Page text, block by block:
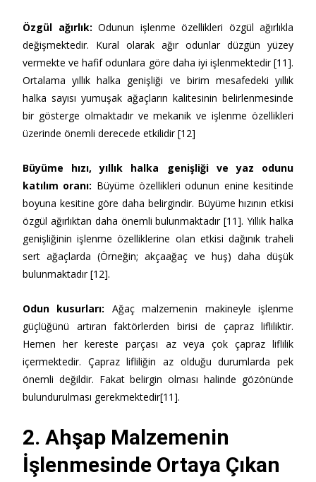
Özgül ağırlık: Odunun işlenme özellikleri özgül ağırlıkla
değişmektedir. Kural olarak ağır odunlar düzgün yüzey
vermekte ve hafif odunlara göre daha iyi işlenmektedir [11].
Ortalama yıllık halka genişliği ve birim mesafedeki yıllık
halka sayısı yumuşak ağaçların kalitesinin belirlenmesinde
bir gösterge olmaktadır ve mekanik ve işlenme özellikleri
üzerinde önemli derecede etkilidir [12]
Büyüme hızı, yıllık halka genişliği ve yaz odunu
katılım oranı: Büyüme özellikleri odunun enine kesitinde
boyuna kesitine göre daha belirgindir. Büyüme hızının etkisi
özgül ağırlıktan daha önemli bulunmaktadır [11]. Yıllık halka
genişliğinin işlenme özelliklerine olan etkisi dağınık traheli
sert ağaçlarda (Örneğin; akçaağaç ve huş) daha düşük
bulunmaktadır [12].
Odun kusurları: Ağaç malzemenin makineyle işlenme
güçlüğünü artıran faktörlerden birisi de çapraz lifliliktir.
Hemen her kereste parçası az veya çok çapraz liflilik
içermektedir. Çapraz lifliliğin az olduğu durumlarda pek
önemli değildir. Fakat belirgin olması halinde gözönünde
bulundurulması gerekmektedir[11].
2. Ahşap Malzemenin
İşlenmesinde Ortaya Çıkan